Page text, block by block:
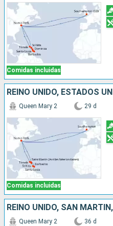
Comidas incluidas
Comidas incluidas
Queen Mary 2 29 d
Queen Mary 2 36 d